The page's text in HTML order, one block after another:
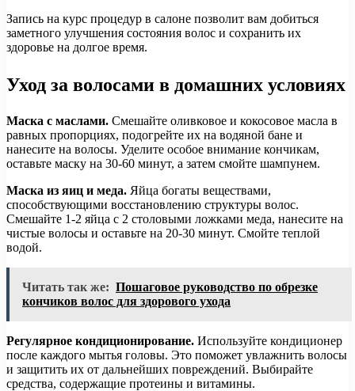
Запись на курс процедур в салоне позволит вам добиться
заметного улучшения состояния волос и сохранить их
здоровье на долгое время.
Уход за волосами в домашних условиях
Маска с маслами. Смешайте оливковое и кокосовое масла в
равных пропорциях, подогрейте их на водяной бане и
нанесите на волосы. Уделите особое внимание кончикам,
оставьте маску на 30-60 минут, а затем смойте шампунем.
Маска из яиц и меда. Яйца богаты веществами,
способствующими восстановлению структуры волос.
Смешайте 1-2 яйца с 2 столовыми ложками меда, нанесите на
чистые волосы и оставьте на 20-30 минут. Смойте теплой
водой.
Читать так же: Пошаговое руководство по обрезке
кончиков волос для здорового ухода
Регулярное кондиционирование. Используйте кондиционер
после каждого мытья головы. Это поможет увлажнить волосы
и защитить их от дальнейших повреждений. Выбирайте
средства, содержащие протеины и витамины.